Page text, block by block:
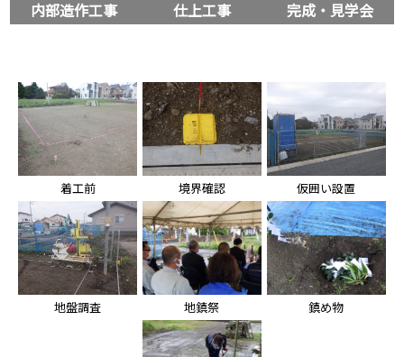
内部造作工事
仕上工事 完成・見学会
着工前 境界確認 仮囲い設置
地盤調査 地鎮祭 鎮め物